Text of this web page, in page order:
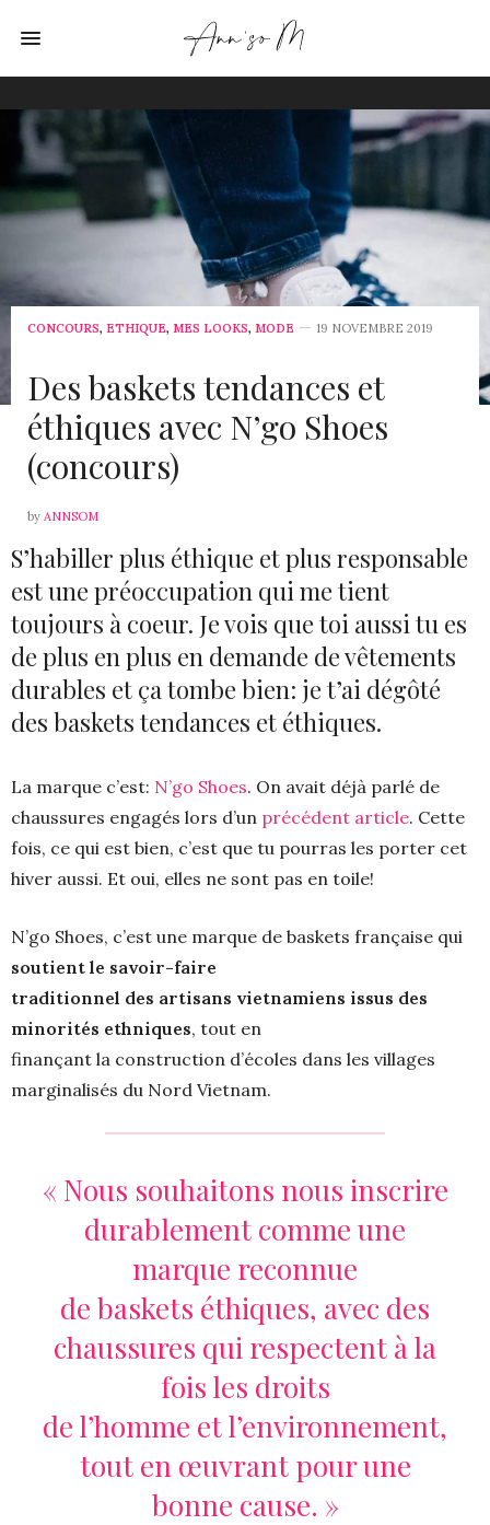
CONCOURS, ETHIQUE, MES LOOKS, MODE 19 NOVEMBRE 2019
Des baskets tendances et
éthiques avec N’go Shoes
(concours)
by ANNSOM
S’habiller plus éthique et plus responsable
est une préoccupation qui me tient
toujours à coeur. Je vois que toi aussi tu es
de plus en plus en demande de vêtements
durables et ça tombe bien: je t’ai dégôté
des baskets tendances et éthiques.
La marque c’est: N’go Shoes. On avait déjà parlé de
chaussures engagés lors d’un précédent article. Cette
fois, ce qui est bien, c’est que tu pourras les porter cet
hiver aussi. Et oui, elles ne sont pas en toile!
N’go Shoes, c’est une marque de baskets française qui
soutient le savoir-faire
traditionnel des artisans vietnamiens issus des
minorités ethniques, tout en
finançant la construction d’écoles dans les villages
marginalisés du Nord Vietnam.
« Nous souhaitons nous inscrire
durablement comme une
marque reconnue
de baskets éthiques, avec des
chaussures qui respectent à la
fois les droits
de l’homme et l’environnement,
tout en œuvrant pour une
bonne cause. »